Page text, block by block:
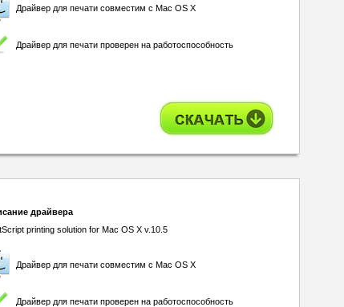
Драйвер для печати совместим с Mac OS X
Драйвер для печати проверен на работоспособность
драйвера
printing solution for Mac OS X v.10.5
Драйвер для печати совместим с Mac OS X
Драйвер для печати проверен на работоспособность